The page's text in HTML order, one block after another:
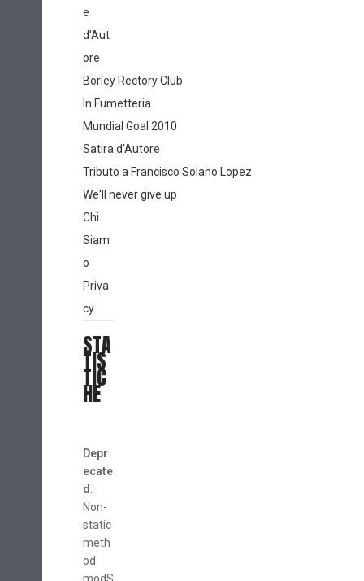
e
d'Aut
ore
Borley Rectory Club
In Fumetteria
Mundial Goal 2010
Satira d'Autore
Tributo a Francisco Solano Lopez
We'll never give up
Chi
Siam
o
Priva
cy
STA
TIS
TIC
HE
Depr
ecate
d :
Non-
static
meth
od